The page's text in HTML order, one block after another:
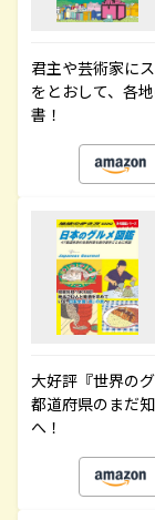
君主や芸術家に
をとおして、各
書！
大好評『世界の
都道府県のまだ
へ！